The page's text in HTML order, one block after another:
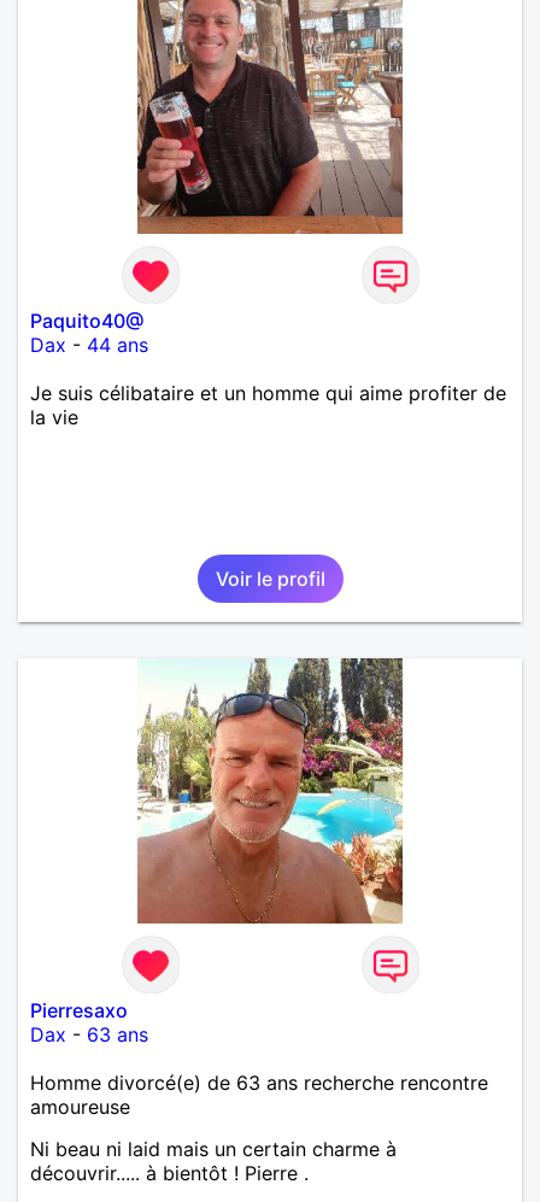
Paquito40@
Dax - 44 ans
Je suis célibataire et un homme qui aime profiter de
la vie
Voir le profil
Pierresaxo
Dax - 63 ans
Homme divorcé(e) de 63 ans recherche rencontre
amoureuse
Ni beau ni laid mais un certain charme à
découvrir..... à bientôt ! Pierre .